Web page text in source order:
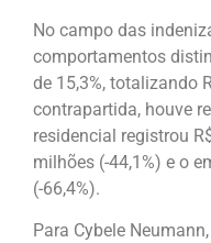
No campo das
comportamentos
de 15,3%, totalizando
contrapartida, houve
residencial registrou
milhões (-44,1%) e o
(-66,4%).
Para Cybele